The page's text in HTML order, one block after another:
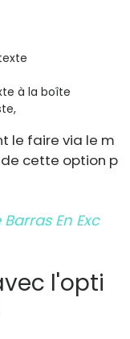
à la boîte
le faire via le m
de cette option p
En Exc
l'opti